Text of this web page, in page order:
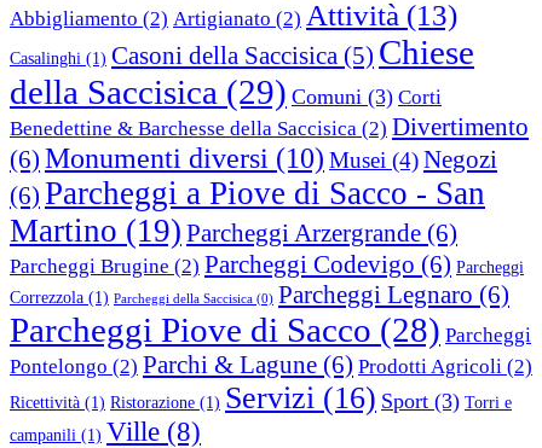
Abbigliamento (2) Artigianato (2) Attività (13)
Casalinghi (1) Casoni della Saccisica (5) Chiese
della Saccisica (29) Comuni (3) Corti
Benedettine & Barchesse della Saccisica (2) Divertimento
(6) Monumenti diversi (10) Musei (4)Negozi
(6) Parcheggi a Piove di Sacco - San
Martino (19) Parcheggi Arzergrande (6)
Parcheggi Brugine (2) Parcheggi Codevigo (6) Parcheggi
Correzzola (1) Parcheggi della Saccisica (0) Parcheggi Legnaro (6)
Parcheggi Piove di Sacco (28) Parcheggi
Pontelongo (2) Parchi & Lagune (6) Prodotti Agricoli (2)
Ricettività (1) Ristorazione (1) Servizi (16) Sport (3) Torri e
campanili (1) Ville (8)